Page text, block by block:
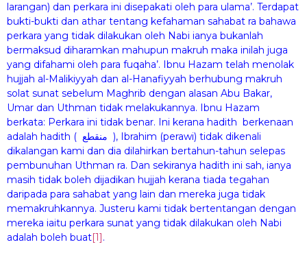
larangan) dan perkara ini disepakati oleh para ulama’. Terdapat
bukti-bukti dan athar tentang kefahaman sahabat ra bahawa
perkara yang tidak dilakukan oleh Nabi ianya bukanlah
bermaksud diharamkan mahupun makruh maka inilah juga
yang difahami oleh para fuqaha’. Ibnu Hazam telah menolak
hujjah al-Malikiyyah dan al-Hanafiyyah berhubung makruh
solat sunat sebelum Maghrib dengan alasan Abu Bakar,
Umar dan Uthman tidak melakukannya. Ibnu Hazam
berkata: Perkara ini tidak benar. Ini kerana hadith berkenaan
adalah hadith ( منقطع ), Ibrahim (perawi) tidak dikenali
dikalangan kami dan dia dilahirkan bertahun-tahun selepas
pembunuhan Uthman ra. Dan sekiranya hadith ini sah, ianya
masih tidak boleh dijadikan hujjah kerana tiada tegahan
daripada para sahabat yang lain dan mereka juga tidak
memakruhkannya. Justeru kami tidak bertentangan dengan
mereka iaitu perkara sunat yang tidak dilakukan oleh Nabi
adalah boleh buat[1] .